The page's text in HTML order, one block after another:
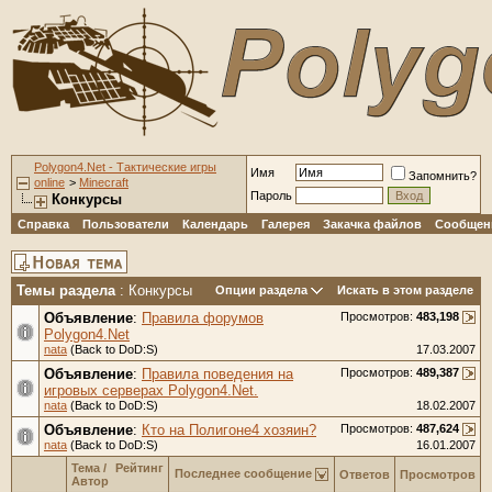
Polygon4.Net - Тактические игры
online > Minecraft
Конкурсы
Имя
Запомнить?
Пароль
Справка Пользователи Календарь Галерея Закачка файлов
Темы раздела: Конкурсы Опции раздела
Искать в этом разделе
Просмотров: 483,198
Объявление: Правила форумов
Polygon4.Net
17.03.2007
nata (Back to DoD:S)
Просмотров: 489,387
Объявление: Правила поведения на
игровых серверах Polygon4.Net.
18.02.2007
nata (Back to DoD:S)
Просмотров: 487,624
Объявление: Кто на Полигоне4 хозяин?
16.01.2007
nata (Back to DoD:S)
Рейтинг
Тема /
Автор
Последнее сообщение Ответов Просмотров